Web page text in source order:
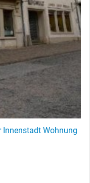
Wohnung